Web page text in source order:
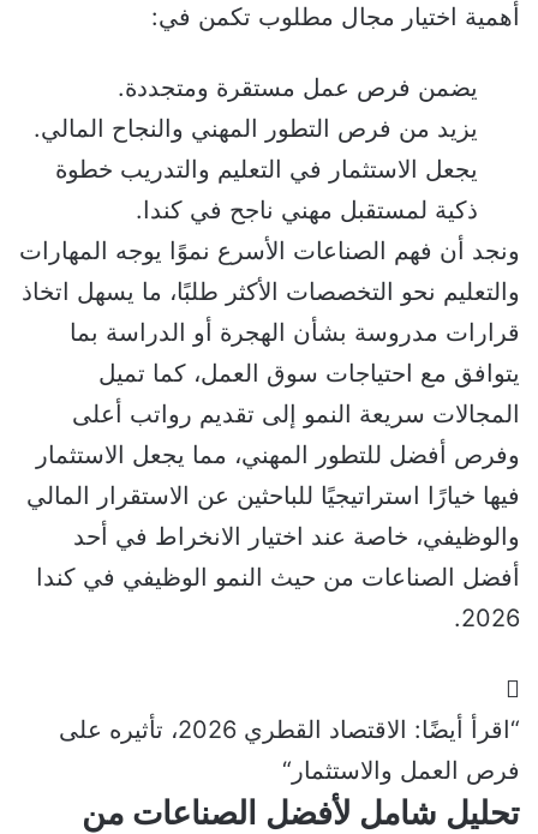
أهمية اختيار مجال مطلوب تكمن في:
يضمن فرص عمل مستقرة ومتجددة.
يزيد من فرص التطور المهني والنجاح المالي.
يجعل الاستثمار في التعليم والتدريب خطوة
ذكية لمستقبل مهني ناجح في كندا.
ونجد أن فهم الصناعات الأسرع نموًا يوجه المهارات
والتعليم نحو التخصصات الأكثر طلبًا، ما يسهل اتخاذ
قرارات مدروسة بشأن الهجرة أو الدراسة بما
يتوافق مع احتياجات سوق العمل، كما تميل
المجالات سريعة النمو إلى تقديم رواتب أعلى
وفرص أفضل للتطور المهني، مما يجعل الاستثمار
فيها خيارًا استراتيجيًا للباحثين عن الاستقرار المالي
والوظيفي، خاصة عند اختيار الانخراط في أحد
أفضل الصناعات من حيث النمو الوظيفي في كندا
2026.
“اقرأ أيضًا:
الاقتصاد القطري 2026، تأثيره على
فرص العمل والاستثمار “
تحليل شامل لأفضل الصناعات من